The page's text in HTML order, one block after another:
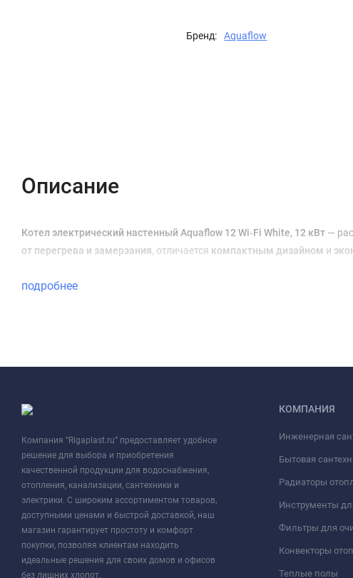
Бренд: Aquaflow
Описание
Котел электрический настенный Aquaflow 12 Wi‑Fi White, 12 кВт —
от перегрева и замерзания , отличается компактным дизайном и
подробнее
Компания “Rigaplast.ru” предоставляет удобное
решение для выбора и приобретения
качественной продукции для водоснабжения,
отопления, канализации, сантехники и
электрики. С широким ассортиментом товаров,
доступными ценами и быстрой доставкой, наш
магазин гарантирует простоту и комфорт
покупки, позволяя клиентам находить
идеальные решения для своих домов и офисов
без лишних хлопот.
КОМПАНИЯ
Инженерная
Бытовая
Радиаторы
Инструменты
Фильтры для
Конвекторы
Теплые полы